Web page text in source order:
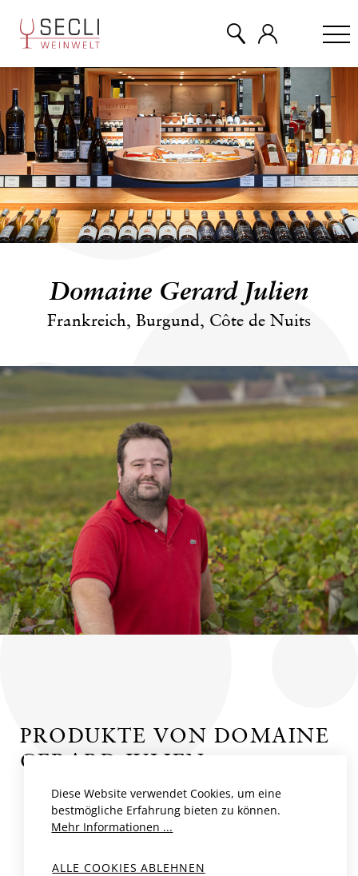
Domaine Gerard Julien
Frankreich, Burgund, Côte de Nuits
PRODUKTE VON DOMAINE
GERARD JULIEN
WEINE
CHAMPAGNER
& MEHR
ÜBER UNS
Diese Website verwendet Cookies, um eine
bestmögliche Erfahrung bieten zu können.
Mehr Informationen ...
ALLE COOKIES ABLEHNEN